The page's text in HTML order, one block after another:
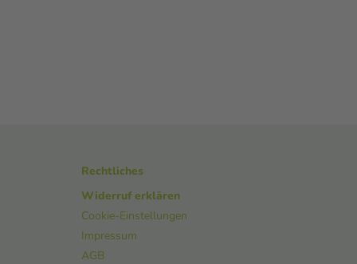
Rechtliches
Widerruf erklären
Cookie-Einstellungen
Impressum
AGB